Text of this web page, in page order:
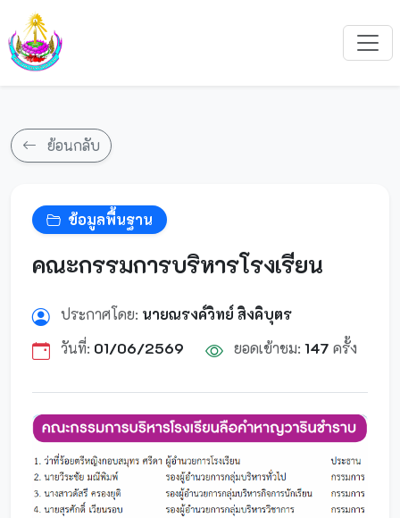
ย้อนกลับ
ข้อมูลพื้นฐาน
คณะกรรมการบริหารโรงเรียน
ประกาศโดย: นายณรงค์วิทย์ สิงคิบุตร
วันที่: 01/06/2569 ยอดเข้าชม: 147 ครั้ง